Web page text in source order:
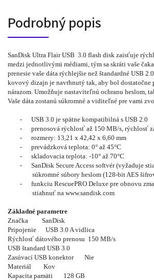
Podrobný popis
SanDisk Ultra Flair USB 3.0 flash disk zaisťuje
medzi jednotlivými médiami, tým sa skráti vaše
prenesie vaše dáta rýchlejšie než štandardné USB
kovový dizajn je navrhnutý tak, aby bol dostatočne
nárazom. Umožňuje nastaviteľnú ochranu heslom,
Vaše dáta zostanú súkromné a viditeľné pre vami
-
USB 3.0 je spätne kompatibilná s USB 2.0
-
prenosová rýchlosť až 150 MB/s, rýchlosť
-
rozmery: 13,21 x 42,42 x 6,60 mm
-
prevádzková teplota: 0° až 45°C
-
skladovacia teplota: -10° až 70°C
-
SanDisk Secure Access softvér (vyžaduje
súkromné súbory heslom (128-bit AES
-
funkciu RescuePRO Deluxe pre obnovu
stiahnuť na www.sandisk.com
Základné parametre
Značka SanDisk
Pripojenie USB 3.0 A vidlica
Rýchlosť dátového prenosu 150 MB/s
USB štandard USB 3.0
Zasúvací USB konektor Nie
Materiál Kov
Kapacita pamäti 128 GB